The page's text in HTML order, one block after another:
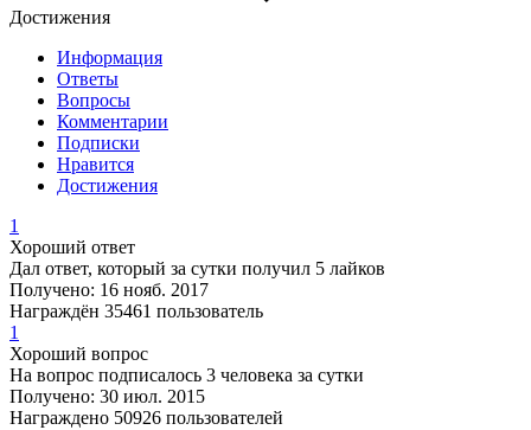
Достижения
Информация
Ответы
Вопросы
Комментарии
Подписки
Нравится
Достижения
1
Хороший ответ
Дал ответ, который за сутки получил 5 лайков
Получено: 16 нояб. 2017
Награждён 35461 пользователь
1
Хороший вопрос
На вопрос подписалось 3 человека за сутки
Получено: 30 июл. 2015
Награждено 50926 пользователей